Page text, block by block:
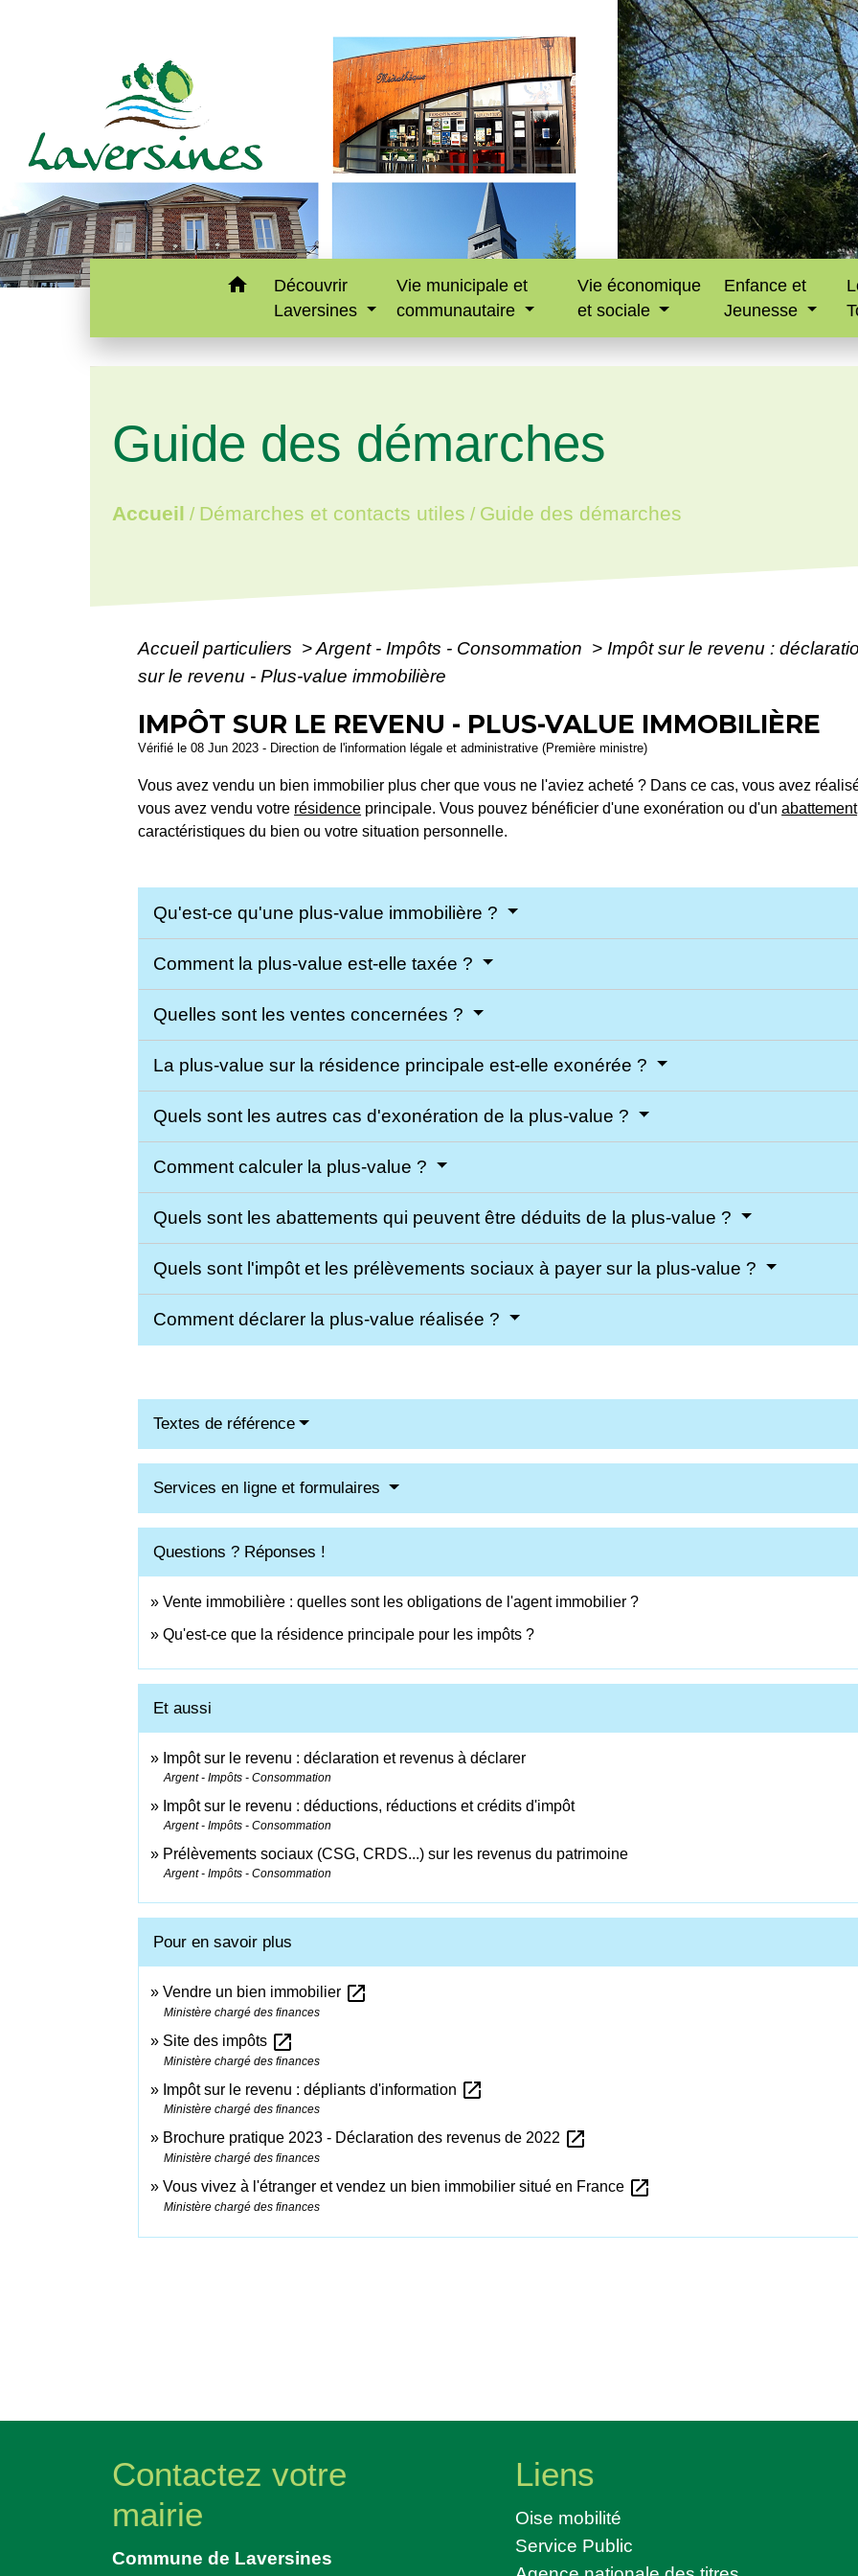
home
Découvrir
Laversines
Vie municipale et
communautaire
Vie économique
et sociale
Enfance et
Jeunesse
Guide des démarches
Accueil / Démarches et contacts utiles / Guide des démarches
Accueil particuliers >Argent - Impôts - Consommation > Impôt sur le revenu :
sur le revenu - Plus-value immobilière
IMPÔT SUR LE REVENU - PLUS-VALUE IMMOBILIÈRE
Vérifié le 08 Jun 2023 - Direction de l'information légale et administrative (Première ministre)
Vous avez vendu un bien immobilier plus cher que vous ne l'aviez acheté ? Dans ce cas, vous avez
vous avez vendu votre résidence principale. Vous pouvez bénéficier d'une exonération ou d'unabattement
caractéristiques du bien ou votre situation personnelle.
Qu'est-ce qu'une plus-value immobilière ?
Comment la plus-value est-elle taxée ?
Quelles sont les ventes concernées ?
La plus-value sur la résidence principale est-elle exonérée ?
Quels sont les autres cas d'exonération de la plus-value ?
Comment calculer la plus-value ?
Quels sont les abattements qui peuvent être déduits de la plus-value ?
Quels sont l'impôt et les prélèvements sociaux à payer sur la plus-value ?
Comment déclarer la plus-value réalisée ?
Textes de référence
Services en ligne et formulaires
Questions ? Réponses !
Vente immobilière : quelles sont les obligations de l'agent immobilier ?
Qu'est-ce que la résidence principale pour les impôts ?
Et aussi
Impôt sur le revenu : déclaration et revenus à déclarer
Argent - Impôts - Consommation
Impôt sur le revenu : déductions, réductions et crédits d'impôt
Argent - Impôts - Consommation
Prélèvements sociaux (CSG, CRDS...) sur les revenus du patrimoine
Argent - Impôts - Consommation
Pour en savoir plus
Vendre un bien immobilier open_in_new
Ministère chargé des finances
Site des impôts open_in_new
Ministère chargé des finances
Impôt sur le revenu : dépliants d'information open_in_new
Ministère chargé des finances
Brochure pratique 2023 - Déclaration des revenus de 2022 open_in_new
Ministère chargé des finances
Vous vivez à l'étranger et vendez un bien immobilier situé en France open_in_new
Ministère chargé des finances
Contactez votre
mairie
Commune de Laversines
Liens
Oise mobilité
Service Public